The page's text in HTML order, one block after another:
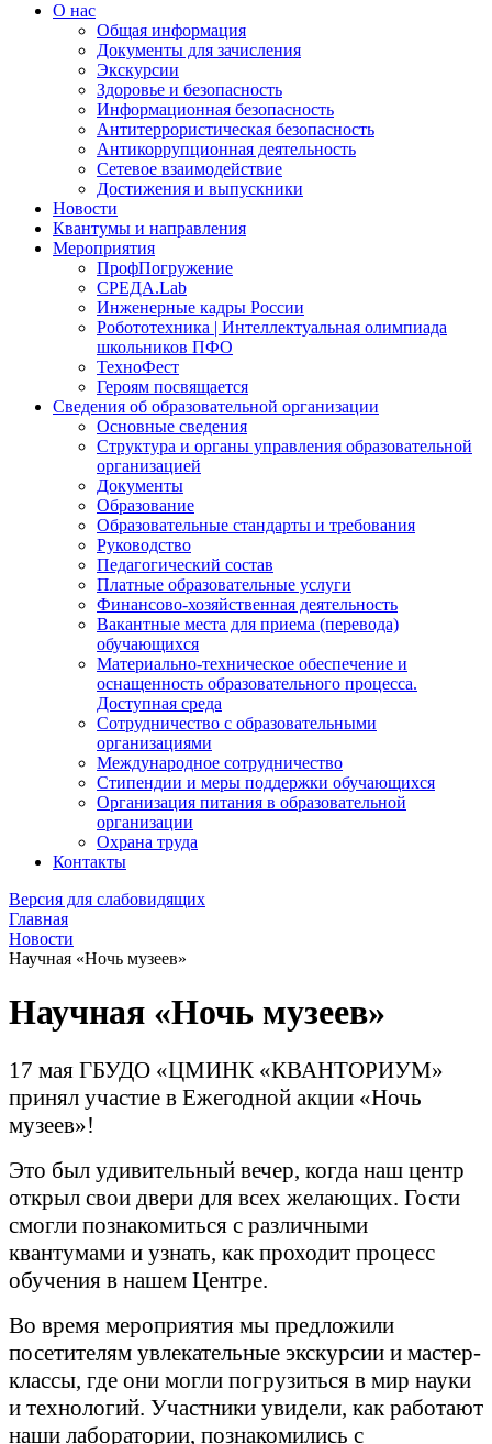
О нас
Общая информация
Документы для зачисления
Экскурсии
Здоровье и безопасность
Информационная безопасность
Антитеррористическая безопасность
Антикоррупционная деятельность
Сетевое взаимодействие
Достижения и выпускники
Новости
Квантумы и направления
Мероприятия
ПрофПогружение
СРЕДА.Lab
Инженерные кадры России
Робототехника | Интеллектуальная олимпиада
школьников ПФО
ТехноФест
Героям посвящается
Сведения об образовательной организации
Основные сведения
Структура и органы управления образовательной
организацией
Документы
Образование
Образовательные стандарты и требования
Руководство
Педагогический состав
Платные образовательные услуги
Финансово-хозяйственная деятельность
Вакантные места для приема (перевода)
обучающихся
Материально-техническое обеспечение и
оснащенность образовательного процесса.
Доступная среда
Сотрудничество с образовательными
организациями
Международное сотрудничество
Стипендии и меры поддержки обучающихся
Организация питания в образовательной
организации
Охрана труда
Контакты
Версия для слабовидящих
Главная
Новости
Научная «Ночь музеев»
Научная «Ночь музеев»
17 мая ГБУДО «ЦМИНК «КВАНТОРИУМ»
принял участие в Ежегодной акции «Ночь
музеев»!
Это был удивительный вечер, когда наш центр
открыл свои двери для всех желающих. Гости
смогли познакомиться с различными
квантумами и узнать, как проходит процесс
обучения в нашем Центре.
Во время мероприятия мы предложили
посетителям увлекательные экскурсии и мастер-
классы, где они могли погрузиться в мир науки
и технологий. Участники увидели, как работают
наши лаборатории, познакомились с